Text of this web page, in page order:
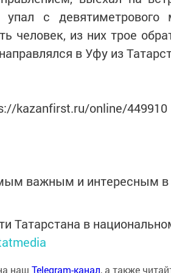
упал с
человек, из них трое
в Уфу из
kazanfirst.ru/online/449910
важным и интересным в
Татарстана в
наш Telegram-канал, а также